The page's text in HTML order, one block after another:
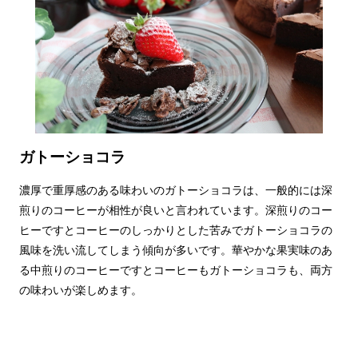
ガトーショコラ
濃厚で重厚感のある味わいのガトーショコラは、一般的には深
煎りのコーヒーが相性が良いと言われています。深煎りのコー
ヒーですとコーヒーのしっかりとした苦みでガトーショコラの
風味を洗い流してしまう傾向が多いです。華やかな果実味のあ
る中煎りのコーヒーですとコーヒーもガトーショコラも、両方
の味わいが楽しめます。